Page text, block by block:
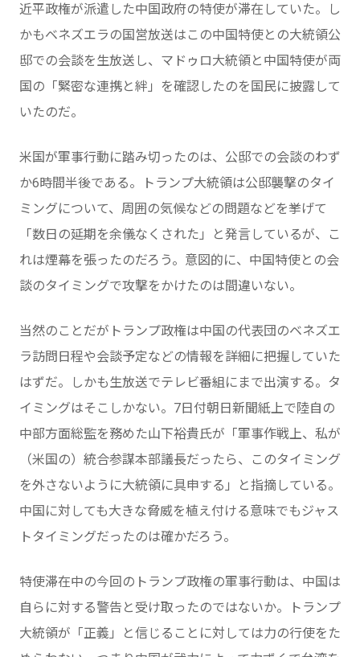
近平政権が派遣した中国政府の特使が滞在していた。し
かもベネズエラの国営放送はこの中国特使との大統領公
邸での会談を生放送し、マドゥロ大統領と中国特使が両
国の「緊密な連携と絆」を確認したのを国民に披露して
いたのだ。
米国が軍事行動に踏み切ったのは、公邸での会談のわず
か6時間半後である。トランプ大統領は公邸襲撃のタイ
ミングについて、周囲の気候などの問題などを挙げて
「数日の延期を余儀なくされた」と発言しているが、こ
れは煙幕を張ったのだろう。意図的に、中国特使との会
談のタイミングで攻撃をかけたのは間違いない。
当然のことだがトランプ政権は中国の代表団のベネズエ
ラ訪問日程や会談予定などの情報を詳細に把握していた
はずだ。しかも生放送でテレビ番組にまで出演する。タ
イミングはそこしかない。7日付朝日新聞紙上で陸自の
中部方面総監を務めた山下裕貴氏が「軍事作戦上、私が
（米国の）統合参謀本部議長だったら、このタイミング
を外さないように大統領に具申する」と指摘している。
中国に対しても大きな脅威を植え付ける意味でもジャス
トタイミングだったのは確かだろう。
特使滞在中の今回のトランプ政権の軍事行動は、中国は
自らに対する警告と受け取ったのではないか。トランプ
大統領が「正義」と信じることに対しては力の行使をた